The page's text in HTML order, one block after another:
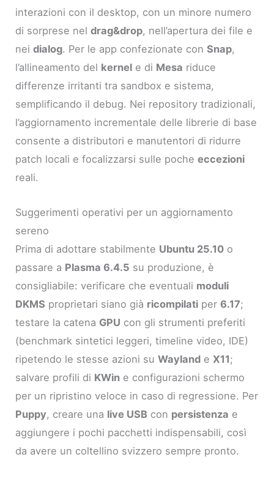
interazioni con il desktop, con un minore numero
di sorprese neldrag&drop, nell’apertura dei file e
neidialog. Per le app confezionate conSnap,
l’allineamento del kernel e di Mesa riduce
differenze irritanti tra sandbox e sistema,
semplificando il debug. Nei repository tradizionali,
l’aggiornamento incrementale delle librerie di base
consente a distributori e manutentori di ridurre
patch locali e focalizzarsi sulle pocheeccezioni
reali.
Suggerimenti operativi per un aggiornamento
sereno
Prima di adottare stabilmente Ubuntu 25.10 o
passare a Plasma 6.4.5 su produzione, è
consigliabile: verificare che eventuali moduli
DKMS proprietari siano già ricompilati per6.17;
testare la catena GPU con gli strumenti preferiti
(benchmark sintetici leggeri, timeline video, IDE)
ripetendo le stesse azioni suWayland e X11;
salvare profili di KWin e configurazioni schermo
per un ripristino veloce in caso di regressione. Per
Puppy, creare una live USB con persistenza e
aggiungere i pochi pacchetti indispensabili, così
da avere un coltellino svizzero sempre pronto.